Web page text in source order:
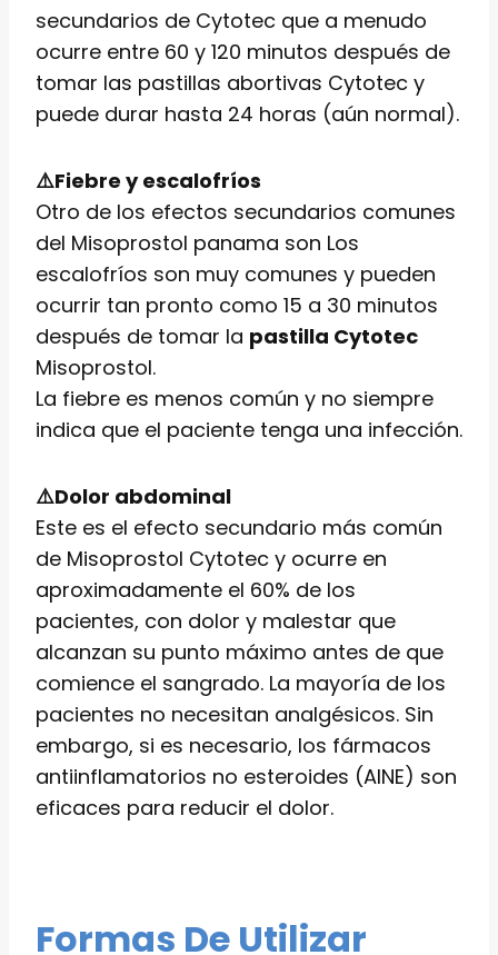
secundarios de Cytotec que a menudo
ocurre entre 60 y 120 minutos después de
tomar las pastillas abortivas Cytotec y
puede durar hasta 24 horas (aún normal).
⚠️Fiebre y escalofríos
Otro de los efectos secundarios comunes
del Misoprostol panama son Los
escalofríos son muy comunes y pueden
ocurrir tan pronto como 15 a 30 minutos
después de tomar la pastilla Cytotec
Misoprostol.
La fiebre es menos común y no siempre
indica que el paciente tenga una infección.
⚠️Dolor abdominal
Este es el efecto secundario más común
de Misoprostol Cytotec y ocurre en
aproximadamente el 60% de los
pacientes, con dolor y malestar que
alcanzan su punto máximo antes de que
comience el sangrado. La mayoría de los
pacientes no necesitan analgésicos. Sin
embargo, si es necesario, los fármacos
antiinflamatorios no esteroides (AINE) son
eficaces para reducir el dolor.
Formas De Utilizar